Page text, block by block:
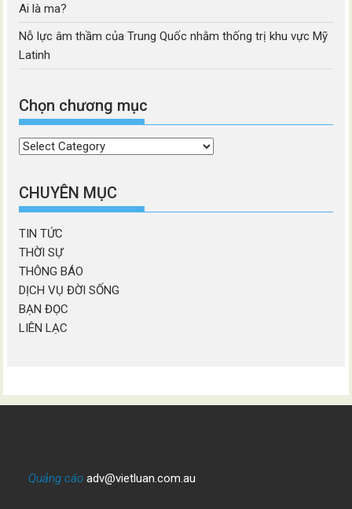
Ai là ma?
Nỗ lực âm thầm của Trung Quốc nhằm thống trị khu vực Mỹ
Latinh
Chọn chương mục
Chọn
mục
CHUYÊN MỤC
TIN TỨC
THỜI SỰ
THÔNG BÁO
DỊCH VỤ ĐỜI SỐNG
BẠN ĐỌC
LIÊN LẠC
Quảng cáo adv@vietluan.com.au